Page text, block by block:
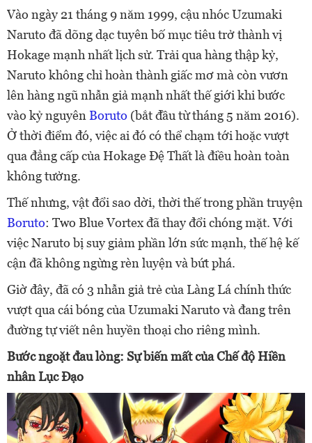
Vào ngày 21 tháng 9 năm 1999, cậu nhóc Uzumaki
Naruto đã dõng dạc tuyên bố mục tiêu trở thành vị
Hokage mạnh nhất lịch sử. Trải qua hàng thập kỷ,
Naruto không chỉ hoàn thành giấc mơ mà còn vươn
lên hàng ngũ nhẫn giả mạnh nhất thế giới khi bước
vào kỷ nguyên Boruto (bắt đầu từ tháng 5 năm 2016).
Ở thời điểm đó, việc ai đó có thể chạm tới hoặc vượt
qua đẳng cấp của Hokage Đệ Thất là điều hoàn toàn
không tưởng.
Thế nhưng, vật đổi sao dời, thời thế trong phần truyện
Boruto: Two Blue Vortex đã thay đổi chóng mặt. Với
việc Naruto bị suy giảm phần lớn sức mạnh, thế hệ kế
cận đã không ngừng rèn luyện và bứt phá.
Giờ đây, đã có 3 nhẫn giả trẻ của Làng Lá chính thức
vượt qua cái bóng của Uzumaki Naruto và đang trên
đường tự viết nên huyền thoại cho riêng mình.
Bước ngoặt đau lòng: Sự biến mất của Chế độ Hiền
nhân Lục Đạo